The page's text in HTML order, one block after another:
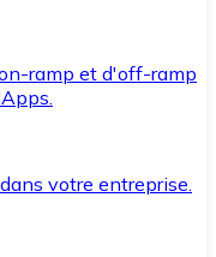
ramp et d'off-ramp
votre entreprise.